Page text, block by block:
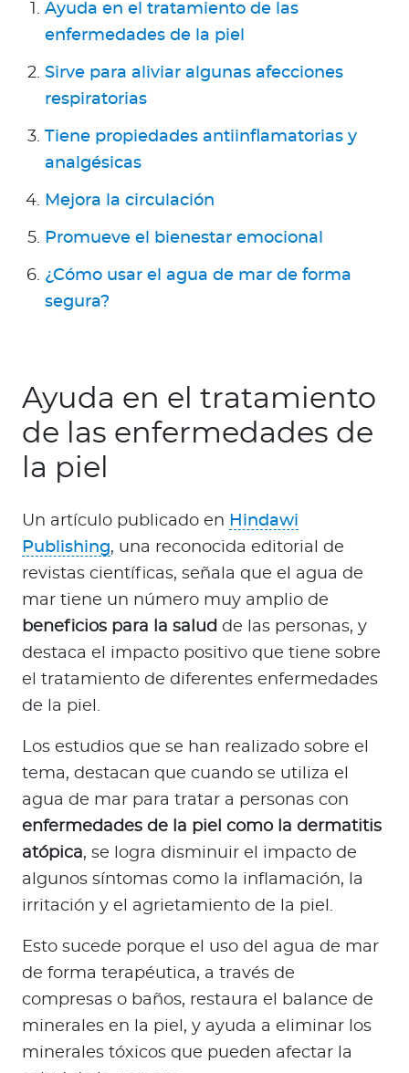
Contáctanos
Ayuda en el tratamiento de las
enfermedades de la piel
Sirve para aliviar algunas afecciones
respiratorias
Tiene propiedades antiinflamatorias y
analgésicas
Mejora la circulación
Promueve el bienestar emocional
¿Cómo usar el agua de mar de forma
segura?
Ayuda en el tratamiento
de las enfermedades de
la piel
Un artículo publicado en Hindawi
Publishing, una reconocida editorial de
revistas científicas, señala que el agua de
mar tiene un número muy amplio de
beneficios para la salud de las personas, y
destaca el impacto positivo que tiene sobre
el tratamiento de diferentes enfermedades
de la piel.
Los estudios que se han realizado sobre el
tema, destacan que cuando se utiliza el
agua de mar para tratar a personas con
enfermedades de la piel como la dermatitis
atópica, se logra disminuir el impacto de
algunos síntomas como la inflamación, la
irritación y el agrietamiento de la piel.
Esto sucede porque el uso del agua de mar
de forma terapéutica, a través de
compresas o baños, restaura el balance de
minerales en la piel, y ayuda a eliminar los
minerales tóxicos que pueden afectar la